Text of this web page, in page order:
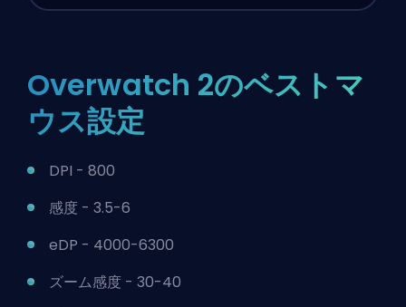
Overwatch 2のベストマ
ウス設定
DPI - 800
感度 - 3.5-6
eDP - 4000-6300
ズーム感度 - 30-40